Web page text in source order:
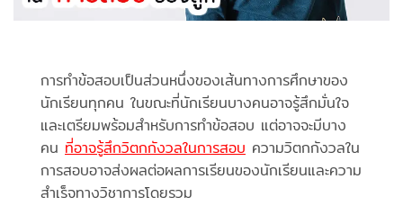
การทำข้อสอบเป็นส่วนหนึ่งของเส้นทางการศึกษาของ
นักเรียนทุกคน ในขณะที่นักเรียนบางคนอาจรู้สึกมั่นใจ
และเตรียมพร้อมสำหรับการทำข้อสอบ แต่อาจจะมีบาง
คน ที่อาจรู้สึกวิตกกังวลในการสอบ ความวิตกกังวลใน
การสอบอาจส่งผลต่อผลการเรียนของนักเรียนและความ
สำเร็จทางวิชาการโดยรวม